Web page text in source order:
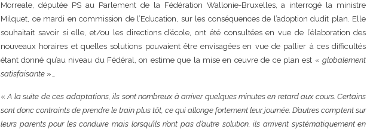
Morreale, députée PS au Parlement de la Fédération Wallonie-Bruxelles, a interrogé la ministre
Milquet, ce mardi en commission de l’Education, sur les conséquences de l’adoption dudit plan. Elle
souhaitait savoir si elle, et/ou les directions d’école, ont été consultées en vue de l’élaboration des
nouveaux horaires et quelles solutions pouvaient être envisagées en vue de pallier à ces difficultés
étant donné qu’au niveau du Fédéral, on estime que la mise en œuvre de ce plan est «globalement
satisfaisante »…
«A la suite de ces adaptations, ils sont nombreux à arriver quelques minutes en retard aux cours. Certains
sont donc contraints de prendre le train plus tôt, ce qui allonge fortement leur journée. D’autres comptent sur
leurs parents pour les conduire mais lorsqu’ils n’ont pas d’autre solution, ils arrivent systématiquement en